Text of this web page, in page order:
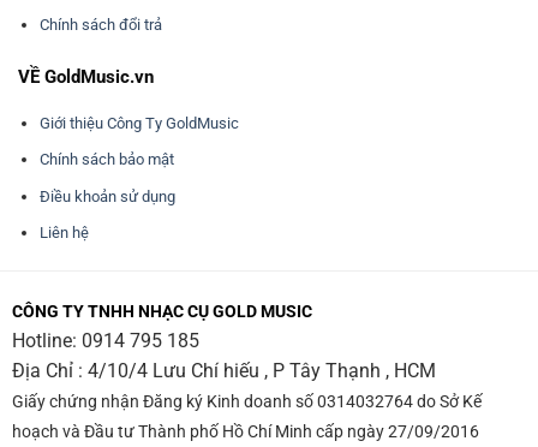
Chính sách đổi trả
VỀ GoldMusic.vn
Giới thiệu Công Ty GoldMusic
Chính sách bảo mật
Điều khoản sử dụng
Liên hệ
CÔNG TY TNHH NHẠC CỤ GOLD MUSIC
Hotline: 0914 795 185
Địa Chỉ : 4/10/4 Lưu Chí hiếu , P Tây Thạnh , HCM
Giấy chứng nhận Đăng ký Kinh doanh số 0314032764 do Sở Kế
hoạch và Đầu tư Thành phố Hồ Chí Minh cấp ngày 27/09/2016